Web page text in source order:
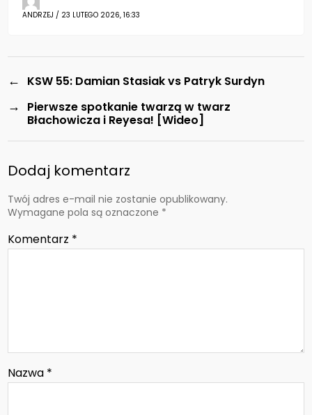
ANDRZEJ / 23 LUTEGO 2026, 16:33
← KSW 55: Damian Stasiak vs Patryk Surdyn
→
Pierwsze spotkanie twarzą w twarz
Błachowicza i Reyesa! [Wideo]
Dodaj komentarz
Twój adres e-mail nie zostanie opublikowany.
Wymagane pola są oznaczone *
Komentarz *
Nazwa *